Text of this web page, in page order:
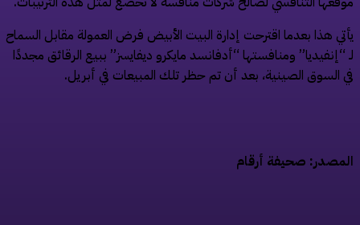
هذا بعدما اقترحت إدارة البيت الأبيض فرض العمولة مقابل السماح
“إنفيديا” ومنافستها “أدفانسد مايكرو ديفايسز” ببيع الرقائق مجددًا
السوق الصينية، بعد أن تم حظر تلك المبيعات في أبريل.
صحيفة أرقام